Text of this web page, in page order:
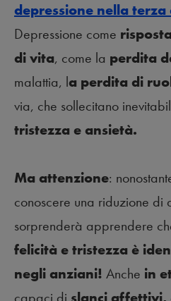
depressione nella terza
Depressione come
di vita, come la perdita
malattia, la perdita di
via, che sollecitano
tristezza e ansietà.
Ma attenzione:
conoscere una riduzione di
sorprenderà apprendere
felicità e tristezza è
negli anziani! Anche in